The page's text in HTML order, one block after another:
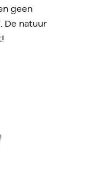
geen
De natuur